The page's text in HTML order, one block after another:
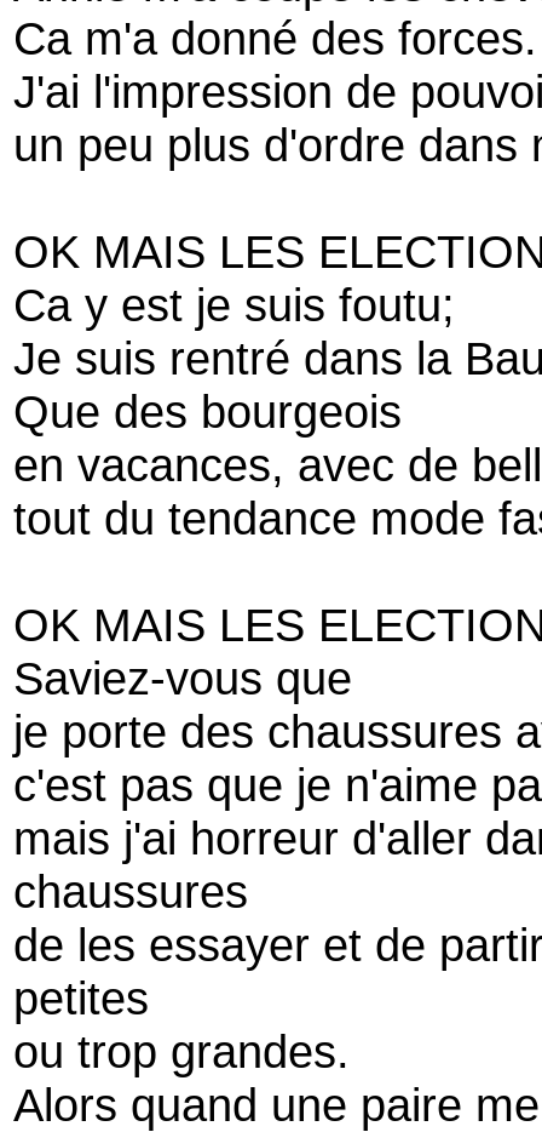
Ca m'a donné des forces.
J'ai l'impression de
un peu plus d'ordre dans
OK MAIS LES
Ca y est je suis foutu;
Je suis rentré dans la
Que des bourgeois
en vacances, avec de
tout du tendance mode
OK MAIS LES
Saviez-vous que
je porte des chaussures
c'est pas que je n'aime
mais j'ai horreur d'aller
chaussures
de les essayer et de
petites
ou trop grandes.
Alors quand une paire